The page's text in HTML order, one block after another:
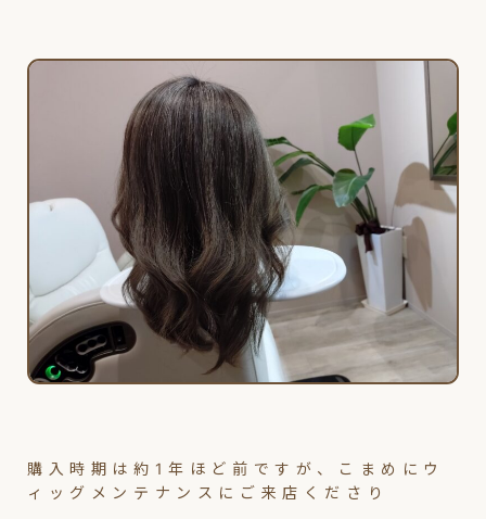
購入時期は約1年ほど前ですが、こまめにウ
ィッグメンテナンスにご来店くださり